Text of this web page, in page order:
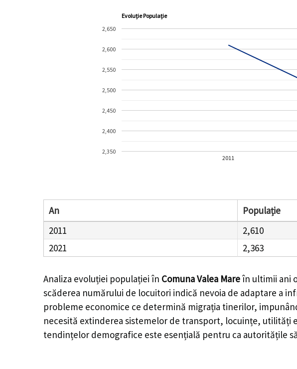
Evoluție Populație
2011
2,350
2,400
2,450
2,500
2,550
2,600
2,650
An Populație
2011
2,610
2021
2,363
Analiza evoluției populației în Comuna Valea Mareîn ultimii ani
scăderea numărului de locuitori indică nevoia de adaptare a
probleme economice ce determină migrația tinerilor,
necesită extinderea sistemelor de transport, locuințe, utilități
tendințelor demografice este esențială pentru ca autoritățile